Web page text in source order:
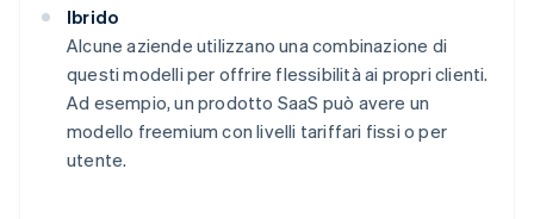
Ibrido
Alcune aziende utilizzano una combinazione di
questi modelli per offrire flessibilità ai propri clienti.
Ad esempio, un prodotto SaaS può avere un
modello freemium con livelli tariffari fissi o per
utente.